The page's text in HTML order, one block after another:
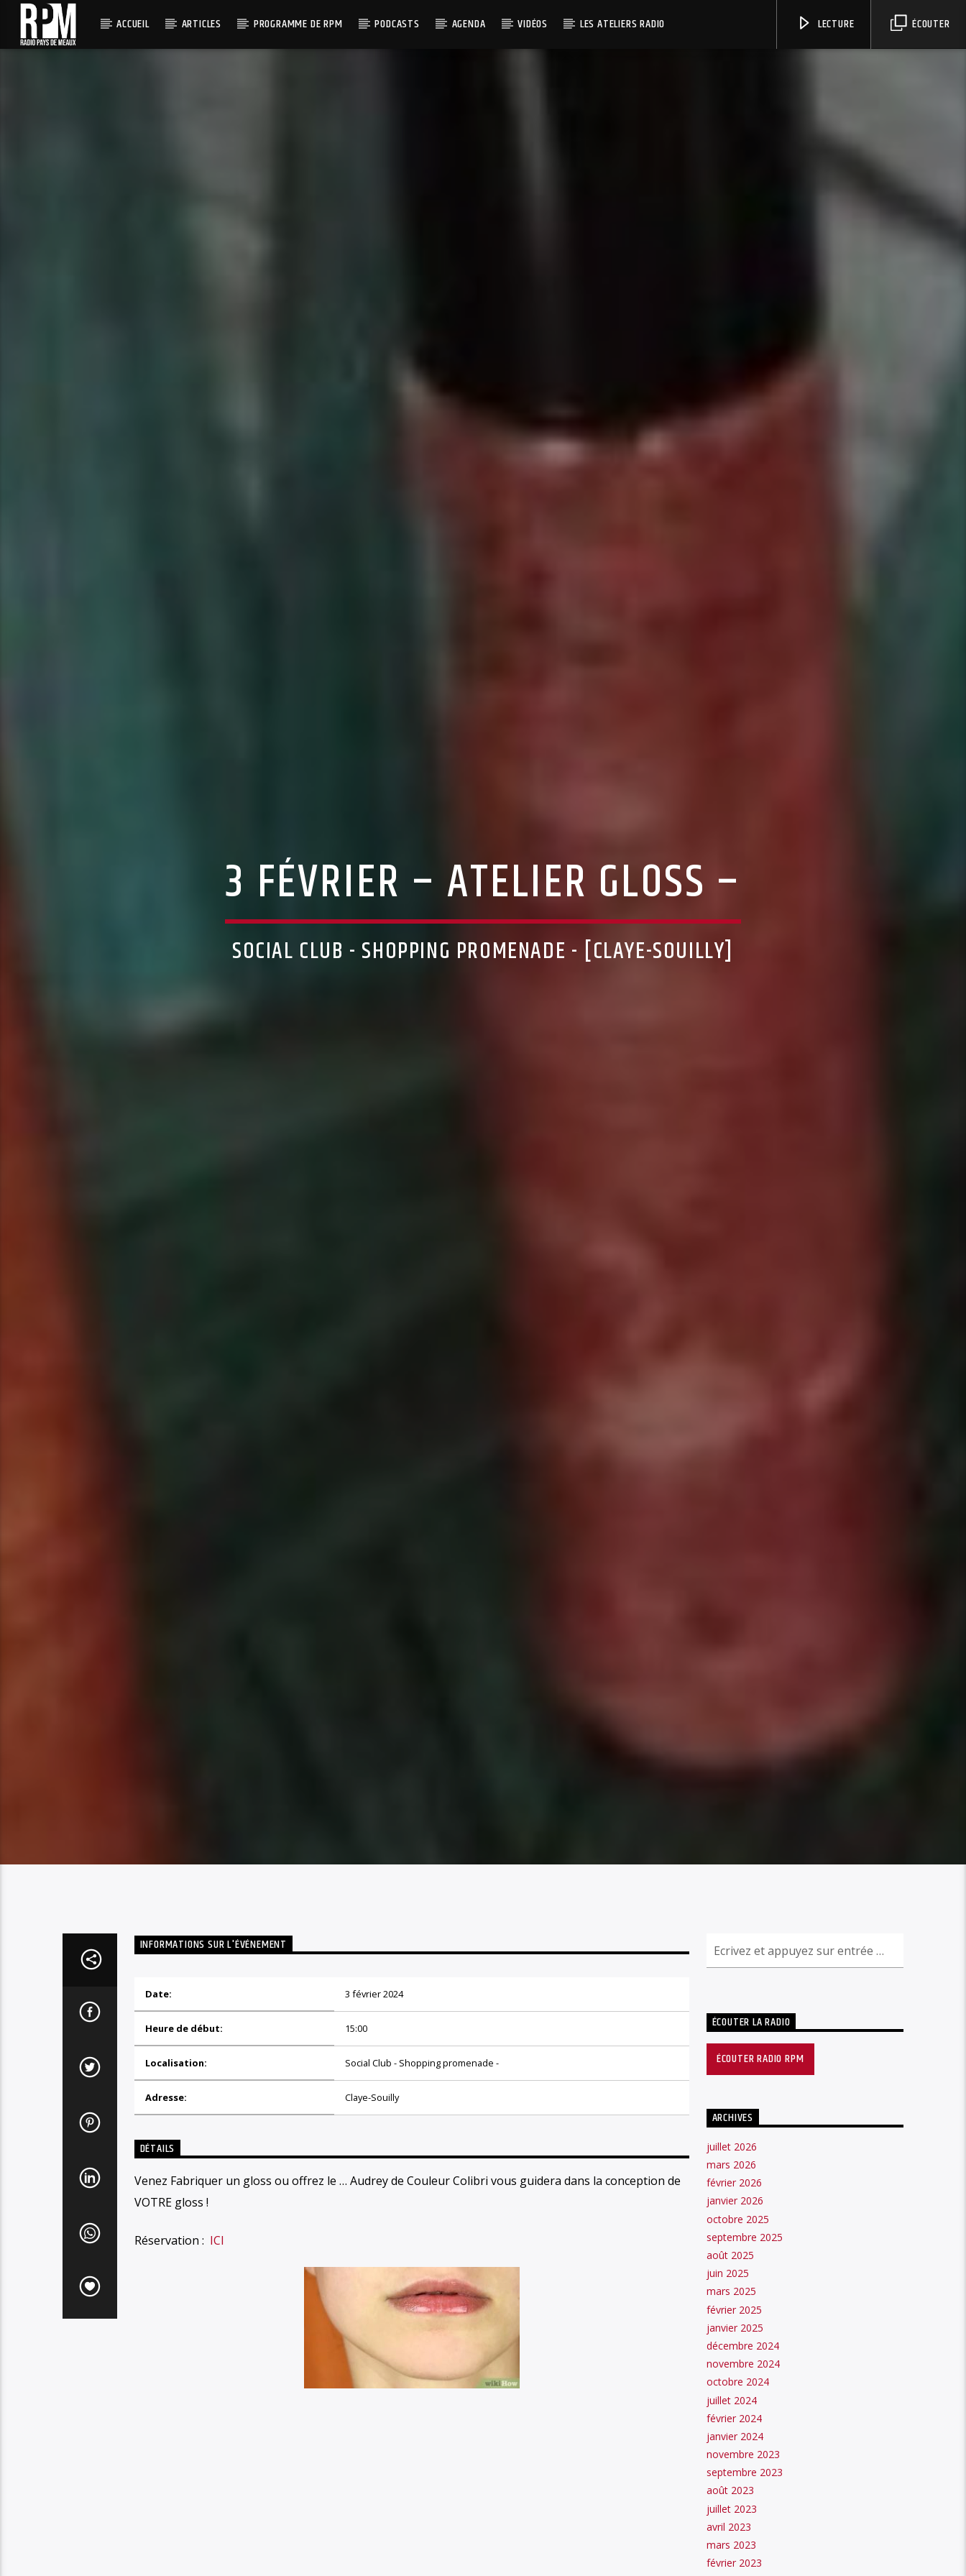
ACCUEIL ARTICLES PROGRAMME DE RPM PODCASTS AGENDA VIDÉOS LES ATELIERS RADIO ÉCOUTER
LECTURE
3 FÉVRIER – ATELIER GLOSS –
SOCIAL CLUB - SHOPPING PROMENADE - [CLAYE-SOUILLY]
INFORMATIONS SUR L'ÉVÉNEMENT
Date: 3 février 2024
Heure de début: 15:00
Localisation: Social Club - Shopping promenade -
Adresse: Claye-Souilly
DÉTAILS
Venez Fabriquer un gloss ou offrez le … Audrey de Couleur Colibri vous guidera dans la conception de
VOTRE gloss !
Réservation : ICI
ÉCOUTER LA RADIO
ÉCOUTER RADIO RPM
ARCHIVES
juillet 2026
mars 2026
février 2026
janvier 2026
octobre 2025
septembre 2025
août 2025
juin 2025
mars 2025
février 2025
janvier 2025
décembre 2024
novembre 2024
octobre 2024
juillet 2024
février 2024
janvier 2024
novembre 2023
septembre 2023
août 2023
juillet 2023
avril 2023
mars 2023
février 2023